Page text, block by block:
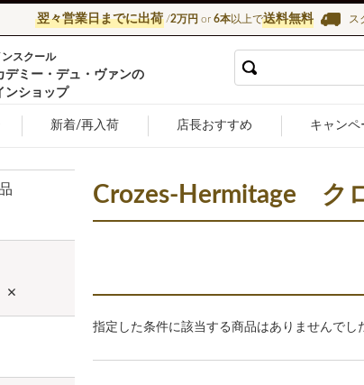
翌々営業日までに出荷/2万円 or 6本以上で送料無料 スク
ン通販ならワインショップ カーヴ・ド・ラ・マドレー
ンスクール
デミー・デュ・ヴァンの
ンショップ
新着/再入荷 店長おすすめ キャンペ
Crozes-Hermitage ク
指定した条件に該当する商品はありませんでし